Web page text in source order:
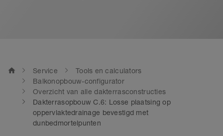
home Service
Tools en calculators
Balkonopbouw-configurator
Overzicht van alle dakterrasconstructies
Dakterrasopbouw C.6: Losse plaatsing op
oppervlaktedrainage bevestigd met
dunbedmortelpunten